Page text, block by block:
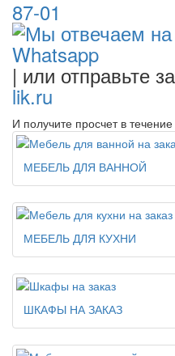
87-01
| или отправьте
lik.ru
И получите просчет в
МЕБЕЛЬ ДЛЯ ВАННОЙ
МЕБЕЛЬ ДЛЯ КУХНИ
ШКАФЫ НА ЗАКАЗ